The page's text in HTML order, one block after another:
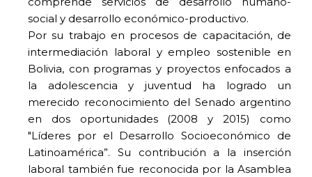
social y desarrollo económico-productivo.
Por su trabajo en procesos de capacitación, de
intermediación laboral y empleo sostenible en
Bolivia, con programas y proyectos enfocados a
la adolescencia y juventud ha logrado un
merecido reconocimiento del Senado argentino
en dos oportunidades (2008 y 2015) como
"Líderes por el Desarrollo Socioeconómico de
Latinoamérica”. Su contribución a la inserción
laboral también fue reconocida por la Asamblea